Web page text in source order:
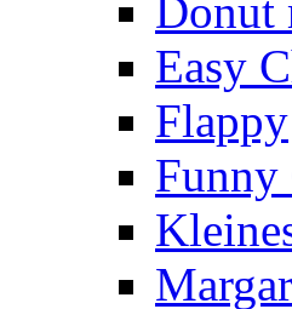
Donut
Easy
Flappy
Funny